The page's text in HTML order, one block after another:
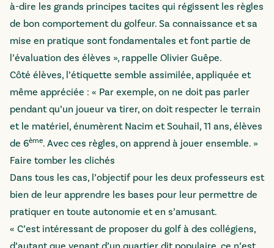
à-dire les grands principes tacites qui régissent les règles
de bon comportement du golfeur. Sa connaissance et sa
mise en pratique sont fondamentales et font partie de
l’évaluation des élèves », rappelle Olivier Guêpe.
Côté élèves, l’étiquette semble assimilée, appliquée et
même appréciée : « Par exemple, on ne doit pas parler
pendant qu’un joueur va tirer, on doit respecter le terrain
et le matériel, énumèrent Nacim et Souhail, 11 ans, élèves
de 6ème. Avec ces règles, on apprend à jouer ensemble. »
Faire tomber les clichés
Dans tous les cas, l’objectif pour les deux professeurs est
bien de leur apprendre les bases pour leur permettre de
pratiquer en toute autonomie et en s’amusant.
« C’est intéressant de proposer du golf à des collégiens,